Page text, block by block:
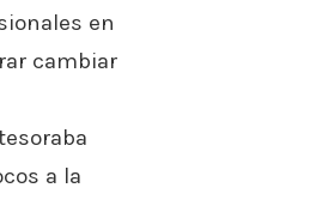
en
cambiar
a la